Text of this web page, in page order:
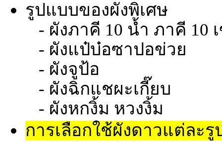
รูปแบบของผังพิเศษ
- ผังภาคี 10 น้ำ ภาคี 10
- ผังแป๋บ๋อซาปอข่วย
- ผังจูป้อ
- ผังฉิกแชผะเกี๊ยบ
- ผังหกงิ้ม หวงงิ้ม
การเลือกใช้ผังดาวแต่ละ